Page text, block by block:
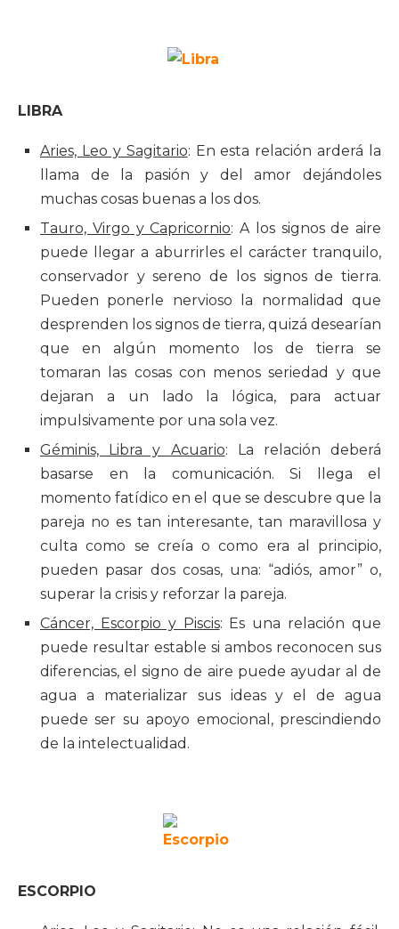
LIBRA
Aries, Leo y Sagitario: En esta relación arderá la
llama de la pasión y del amor dejándoles
muchas cosas buenas a los dos.
Tauro, Virgo y Capricornio: A los signos de aire
puede llegar a aburrirles el carácter tranquilo,
conservador y sereno de los signos de tierra.
Pueden ponerle nervioso la normalidad que
desprenden los signos de tierra, quizá desearían
que en algún momento los de tierra se
tomaran las cosas con menos seriedad y que
dejaran a un lado la lógica, para actuar
impulsivamente por una sola vez.
Géminis, Libra y Acuario: La relación deberá
basarse en la comunicación. Si llega el
momento fatídico en el que se descubre que la
pareja no es tan interesante, tan maravillosa y
culta como se creía o como era al principio,
pueden pasar dos cosas, una: “adiós, amor” o,
superar la crisis y reforzar la pareja.
Cáncer, Escorpio y Piscis: Es una relación que
puede resultar estable si ambos reconocen sus
diferencias, el signo de aire puede ayudar al de
agua a materializar sus ideas y el de agua
puede ser su apoyo emocional, prescindiendo
de la intelectualidad.
ESCORPIO